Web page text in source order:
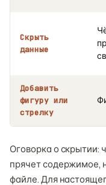
Скрыть
данные
Добавить
фигуру или
стрелку
Оговорка о скрытии:
прячет содержимое,
файле. Для